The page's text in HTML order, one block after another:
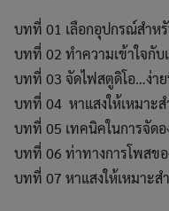
บทที่ 01 เลือกอุปกรณ์สำห
บทที่ 02 ทำความเข้าใจกั
บทที่ 03 จัดไฟสตูดิโอ…ง่าย
บทที่ 04 หาแสงให้เหมาะ
บทที่ 05 เทคนิคในการจัด
บทที่ 06 ท่าทางการโพสข
บทที่ 07 หาแสงให้เหมาะ
This